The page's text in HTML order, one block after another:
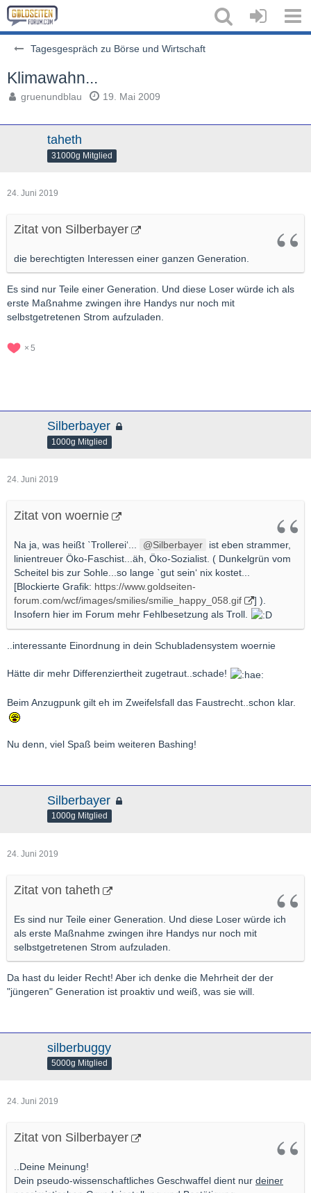
Tagesgespräch zu Börse und Wirtschaft
Klimawahn...
gruenundblau 19. Mai 2009
taheth
31000g Mitglied
24. Juni 2019
Zitat von Silberbayer
die berechtigten Interessen einer ganzen Generation.
Es sind nur Teile einer Generation. Und diese Loser würde ich als
erste Maßnahme zwingen ihre Handys nur noch mit
selbstgetretenen Strom aufzuladen.
5
Silberbayer
1000g Mitglied
24. Juni 2019
Zitat von woernie
Na ja, was heißt ˋTrollerei‘... Silberbayer
ist eben strammer,
linientreuer Öko-Faschist...äh, Öko-Sozialist. ( Dunkelgrün vom
Scheitel bis zur Sohle...so lange ˋgut sein‘ nix kostet...
[Blockierte Grafik: https://www.goldseiten-
forum.com/wcf/images/smilies/smilie_happy_058.gif
] ).
Insofern hier im Forum mehr Fehlbesetzung als Troll.
..interessante Einordnung in dein Schubladensystem woernie
Hätte dir mehr Differenziertheit zugetraut..schade!
Beim Anzugpunk gilt eh im Zweifelsfall das Faustrecht..schon klar.
Nu denn, viel Spaß beim weiteren Bashing!
Silberbayer
1000g Mitglied
24. Juni 2019
Zitat von taheth
Es sind nur Teile einer Generation. Und diese Loser würde ich
als erste Maßnahme zwingen ihre Handys nur noch mit
selbstgetretenen Strom aufzuladen.
Da hast du leider Recht! Aber ich denke die Mehrheit der der
"jüngeren" Generation ist proaktiv und weiß, was sie will.
silberbuggy
5000g Mitglied
24. Juni 2019
Zitat von Silberbayer
..Deine Meinung!
Dein pseudo-wissenschaftliches Geschwaffel dient nur deiner